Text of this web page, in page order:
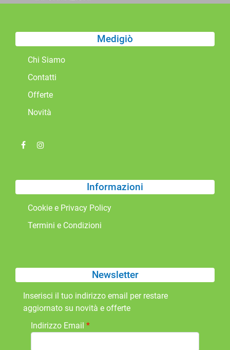
Medigiò
Chi Siamo
Contatti
Offerte
Novità
Informazioni
Cookie e Privacy Policy
Termini e Condizioni
Newsletter
Inserisci il tuo indirizzo email per restare
aggiornato su novità e offerte
Indirizzo Email *